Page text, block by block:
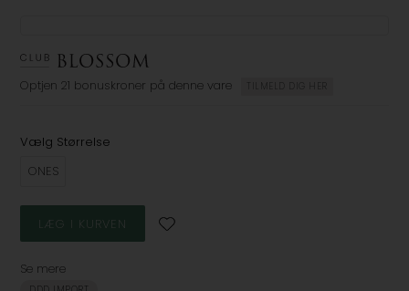
Optjen 21 bonuskroner på denne vare TILMELD DIG HER
Vælg Størrelse
ONES
Se mere